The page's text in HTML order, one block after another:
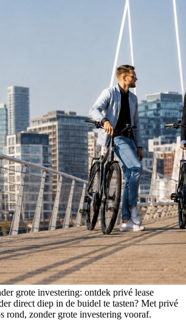
grote investering: ontdek privé lease
direct diep in de buidel te tasten? Met privé
rond, zonder grote investering vooraf.